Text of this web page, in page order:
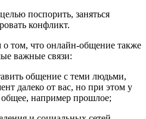
поспорить, заняться
конфликт.
том, что онлайн-общение также
важные связи:
общение с теми людьми,
далеко от вас, но при этом у
общее, например прошлое;